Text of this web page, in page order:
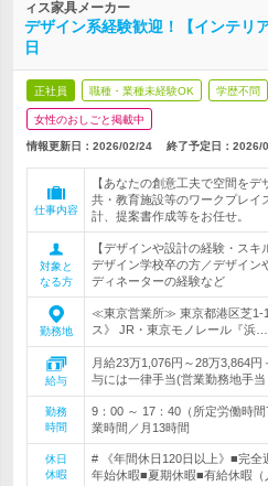
ィス家具メーカー
デザイン系経験歓迎！【インテリ
日
正社員 職種・業種未経験OK 学歴不問
女性のおしごと掲載中
情報更新日：2026/02/24 終了予定日： 2026/
仕事内容
【あなたの創意工夫で空間を
共・教育施設等のワークプレイ
計、提案書作成等をお任せ。
対象と
なる方
【デザインや設計の経験・ス
デザイン学校卒の方／デザイン
ディネーターの経験など
勤務地
≪東京営業所≫ 東京都港区芝1-
ス》 JR・東京モノレール『浜…
給与
月給23万1,076円～28万3,864
与には一律手当(営業勤務地手
勤務
時間
9：00 ～ 17：40（所定労働時
業時間／月13時間
休日
休暇
# 《年間休日120日以上》■完
年始休暇■夏期休暇■有給休暇（